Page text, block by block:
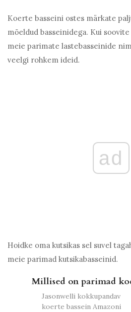
Koerte basseini ostes märkate
mõeldud basseinidega. Kui
meie parimate lastebasseinide
veelgi rohkem ideid.
ad
Hoidke oma kutsikas sel suvel
meie parimad kutsikabasseinid.
Millised on parimad
Jasonwelli kokkupandav
koerte bassein Amazoni